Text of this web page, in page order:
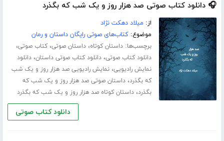
🎧 دانلود کتاب صوتی صد هزار روز و یک شب که بگذرد
از: میلاد دهکت نژاد
موضوع:کتاب‌های صوتی رایگان داستان و رمان
برچسب‌ها:داستان کوتاه،داستان صوتی،کتاب صوتی،
دانلود کتاب صوتی،دانلود کتاب صوتی داستان،دانلود
نمایش رادیویی،نمایش رادیویی صد هزار روز و یک شب
که بگذرد،داستان صوتی صد هزار روز و یک شب که
بگذرد،داستان کوتاه صد هزار روز و یک شب که بگذرد
دانلود کتاب صوتی